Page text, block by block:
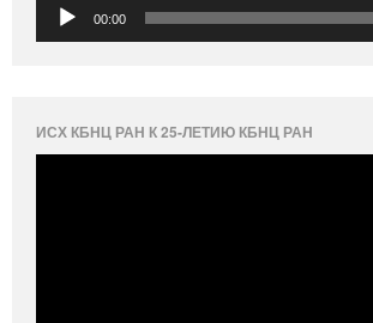
00:00
ИСХ КБНЦ РАН К 25-ЛЕТИЮ КБНЦ РАН